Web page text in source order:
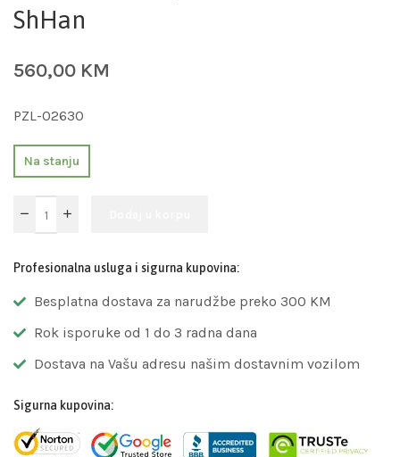
ShHan
560,00 KM
PZL-02630
Na stanju
Profesionalna usluga i sigurna kupovina:
Besplatna dostava za narudžbe preko 300 KM
Rok isporuke od 1 do 3 radna dana
Dostava na Vašu adresu našim dostavnim vozilom
Sigurna kupovina: